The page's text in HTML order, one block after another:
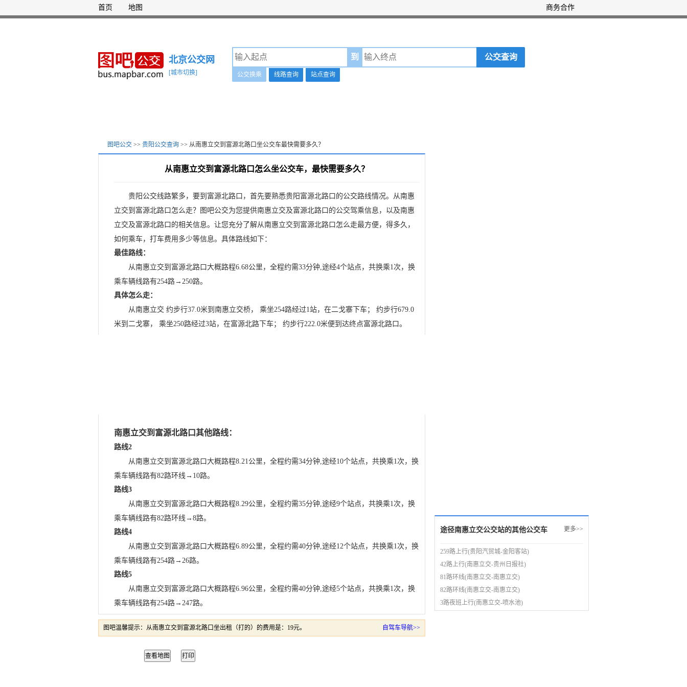
首页 地图 商务合作
北京公交网
[城市切换]
到 公交查询
公交换乘 线路查询 站点查询
图吧公交 >> 贵阳公交查询 >> 从南惠立交到富源北路口坐公交车最快需要多久？
从南惠立交到富源北路口怎么坐公交车，最快需要多久？
贵阳公交线路繁多，要到富源北路口，首先要熟悉贵阳富源北路口的公交路线情况。从南惠
立交到富源北路口怎么走？图吧公交为您提供南惠立交及富源北路口的公交驾乘信息，以及南惠
立交及富源北路口的相关信息。让您充分了解从南惠立交到富源北路口怎么走最方便，得多久，
如何乘车，打车费用多少等信息。具体路线如下：
最佳路线：
从南惠立交到富源北路口大概路程6.68公里，全程约需33分钟,途经4个站点，共换乘1次，换
乘车辆线路有254路→250路。
具体怎么走：
从南惠立交 约步行37.0米到南惠立交桥， 乘坐254路经过1站，在二戈寨下车； 约步行679.0
米到二戈寨， 乘坐250路经过3站，在富源北路下车； 约步行222.0米便到达终点富源北路口。
南惠立交到富源北路口其他路线：
路线2
从南惠立交到富源北路口大概路程8.21公里，全程约需34分钟,途经10个站点，共换乘1次，换
乘车辆线路有82路环线→10路。
路线3
从南惠立交到富源北路口大概路程8.29公里，全程约需35分钟,途经9个站点，共换乘1次，换
乘车辆线路有82路环线→8路。
路线4
从南惠立交到富源北路口大概路程6.89公里，全程约需40分钟,途经12个站点，共换乘1次，换
乘车辆线路有254路→26路。
路线5
从南惠立交到富源北路口大概路程6.96公里，全程约需40分钟,途经5个站点，共换乘1次，换
乘车辆线路有254路→247路。
自驾车导航>>
图吧温馨提示：从南惠立交到富源北路口坐出租（打的）的费用是：19元。
查看地图 打印
更多>>
途径南惠立交公交站的其他公交车
259路上行(贵阳汽贸城-金阳客站)
42路上行(南惠立交-贵州日报社)
81路环线(南惠立交-南惠立交)
82路环线(南惠立交-南惠立交)
3路夜班上行(南惠立交-喷水池)